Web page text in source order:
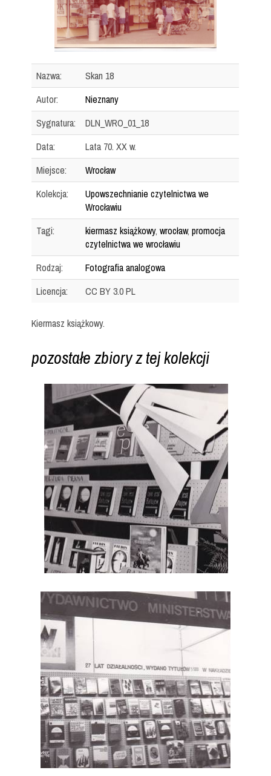
Nazwa:
Skan 18
Autor:
Nieznany
Sygnatura:
DLN_WRO_01_18
Data:
Lata 70. XX w.
Miejsce:
Wrocław
Kolekcja:
Upowszechnianie czytelnictwa we
Wrocławiu
Tagi:
kiermasz książkowy,wrocław,promocja
czytelnictwa we wrocławiu
Rodzaj:
Fotografia analogowa
Licencja:
CC BY 3.0 PL
Kiermasz książkowy.
pozostałe zbiory z tej kolekcji